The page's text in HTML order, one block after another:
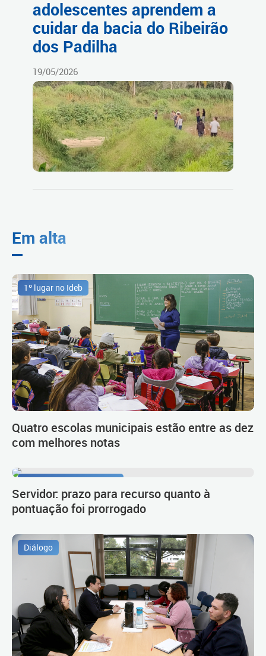
adolescentes aprendem a
cuidar da bacia do Ribeirão
dos Padilha
19/05/2026
Em alta
1º lugar no Ideb
Quatro escolas municipais estão entre as dez
com melhores notas
Servidor: prazo para recurso quanto à
pontuação foi prorrogado
Diálogo